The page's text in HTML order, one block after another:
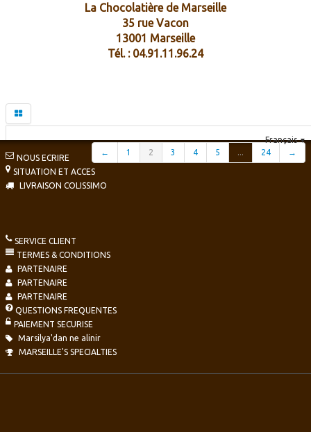
La Chocolatière de Marseille
35 rue Vacon
13001 Marseille
Tél. : 04.91.11.96.24
← 1 2 3 4 5 ... 24 →
Français▼
NOUS ECRIRE
SITUATION ET ACCES
LIVRAISON COLISSIMO
SERVICE CLIENT
TERMES & CONDITIONS
PARTENAIRE
PARTENAIRE
PARTENAIRE
QUESTIONS FREQUENTES
PAIEMENT SECURISE
Marsilya'dan ne alinir
MARSEILLE'S SPECIALTIES